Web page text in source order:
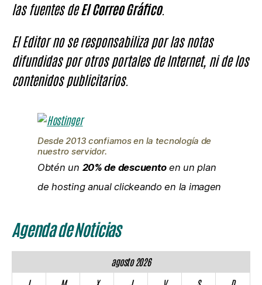
las fuentes deEl Correo Gráfico.
El Editor no se responsabiliza por las notas
difundidas por otros portales de Internet, ni de los
contenidos publicitarios.
Desde 2013 confiamos en la tecnología de
nuestro servidor.
Obtén un 20% de descuentoen un plan
de hosting anual clickeando en la imagen
Agenda de Noticias
agosto 2026